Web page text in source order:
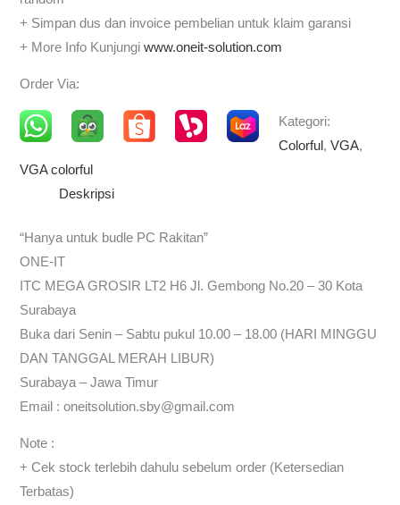
+ Simpan dus dan invoice pembelian untuk klaim garansi
+ More Info Kunjungiwww.oneit-solution.com
Order Via:
Kategori:
Colorful , VGA,
VGA colorful
Deskripsi
“Hanya untuk budle PC Rakitan”
ONE-IT
ITC MEGA GROSIR LT2 H6 Jl. Gembong No.20 – 30 Kota
Surabaya
Buka dari Senin – Sabtu pukul 10.00 – 18.00 (HARI MINGGU
DAN TANGGAL MERAH LIBUR)
Surabaya – Jawa Timur
Email : oneitsolution.sby@gmail.com
Note :
+ Cek stock terlebih dahulu sebelum order (Ketersedian
Terbatas)